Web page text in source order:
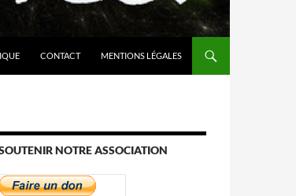
CONTACT MENTIONS LÉGALES
NOTRE ASSOCIATION